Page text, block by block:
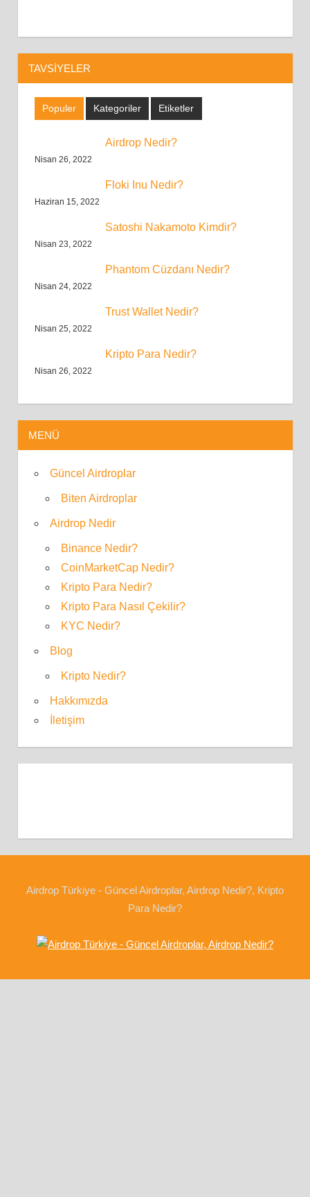
TAVSIYELER
Populer Kategoriler Etiketler
Airdrop Nedir?
Nisan 26, 2022
Floki Inu Nedir?
Haziran 15, 2022
Satoshi Nakamoto Kimdir?
Nisan 23, 2022
Phantom Cüzdanı Nedir?
Nisan 24, 2022
Trust Wallet Nedir?
Nisan 25, 2022
Kripto Para Nedir?
Nisan 26, 2022
MENÜ
Güncel Airdroplar
Biten Airdroplar
Airdrop Nedir
Binance Nedir?
CoinMarketCap Nedir?
Kripto Para Nedir?
Kripto Para Nasıl Çekilir?
KYC Nedir?
Blog
Kripto Nedir?
Hakkımızda
İletişim
Airdrop Türkiye - Güncel Airdroplar, Airdrop Nedir?, Kripto
Para Nedir?